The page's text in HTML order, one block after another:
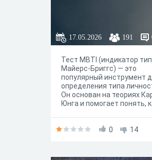
17.05.2026 191
Тест MBTI (индикатор
Майерс-Бриггс) — это
популярный инструмент
определения типа
Он основан на теориях
Юнга и помогает понять,
оценивает четыре
способ получения
0 14